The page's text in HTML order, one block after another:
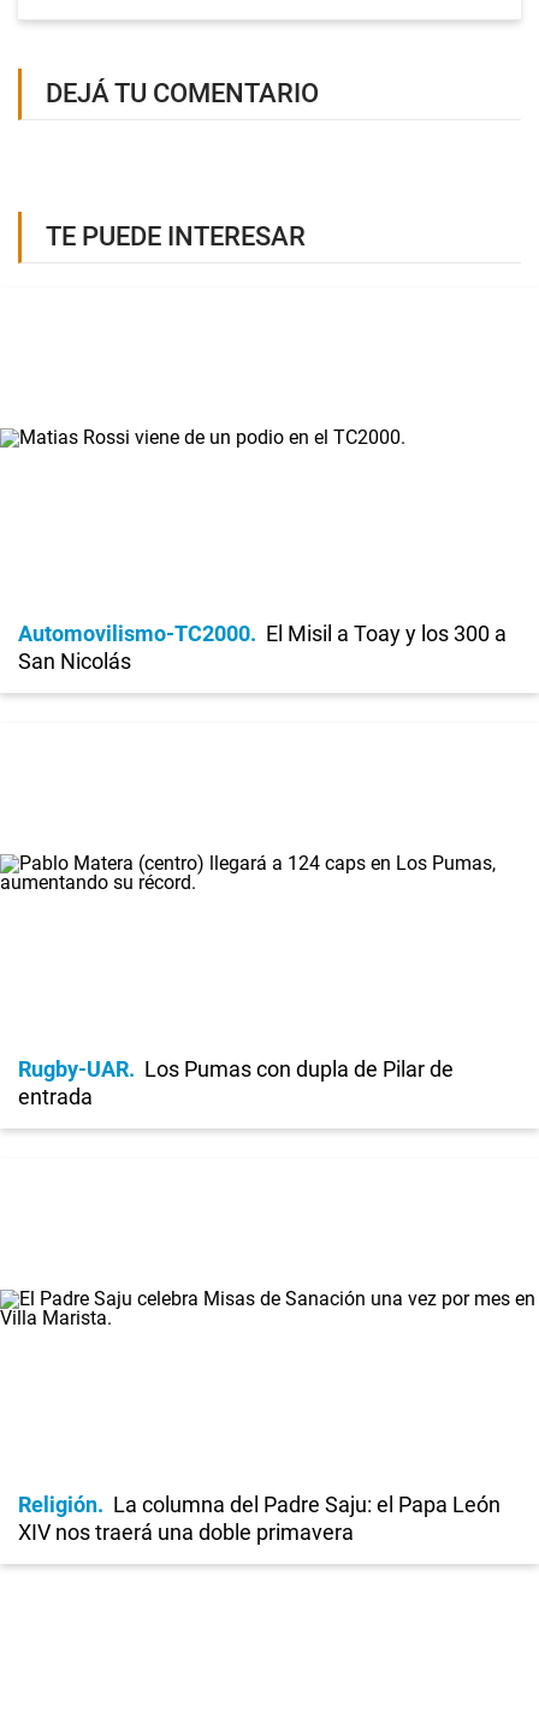
DEJÁ TU COMENTARIO
TE PUEDE INTERESAR
Automovilismo-TC2000
El Misil a Toay y los 300 a
San Nicolás
Rugby-UAR
Los Pumas con dupla de Pilar de
entrada
Religión
La columna del Padre Saju: el Papa León
XIV nos traerá una doble primavera